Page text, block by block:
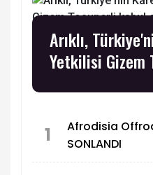
Arıklı,
Yetkilisi
1
Afrodisia
SONLANDI